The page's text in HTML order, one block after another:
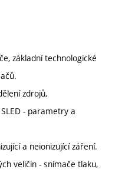
základní technologické
zdrojů,
- parametry a
a neionizující záření.
veličin - snímače tlaku,